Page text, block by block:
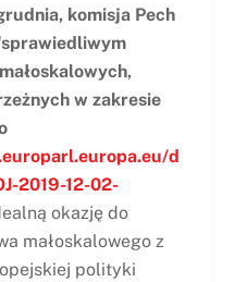
komisja Pech
w zakresie
d
2019-12-02-
okazję do
małoskalowego z
polityki